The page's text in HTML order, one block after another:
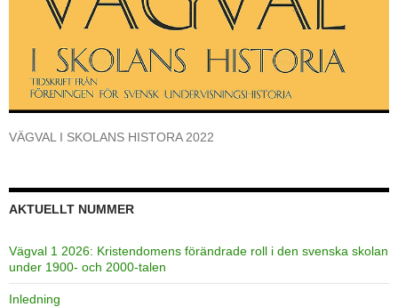
VÄGVAL I SKOLANS HISTORA 2022
AKTUELLT NUMMER
Vägval 1 2026: Kristendomens förändrade roll i den svenska skolan
under 1900- och 2000-talen
Inledning